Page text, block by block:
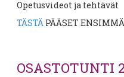
Opetusvideot ja tehtävät
TÄSTÄ PÄÄSET